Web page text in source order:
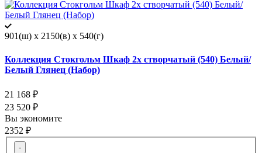
901(ш) x 2150(в) x 540(г)
Коллекция Стокгольм Шкаф 2х створчатый (540) Белый/
Белый Глянец (Набор)
21 168 ₽
23 520 ₽
Вы экономите
2352 ₽
-